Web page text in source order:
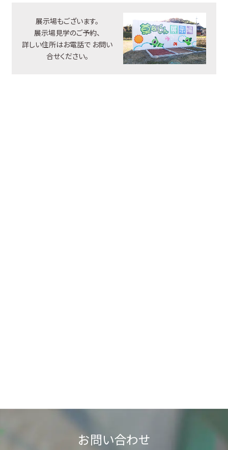
展示場もございます。
展示場見学のご予約、
詳しい住所はお電話で お問い
合せください。
お問い合わせ